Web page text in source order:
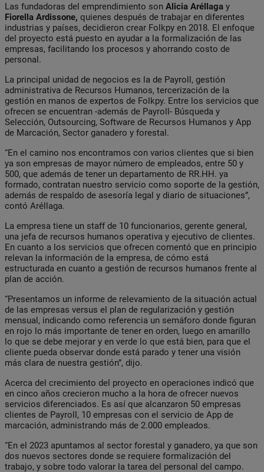
Las fundadoras del emprendimiento son Alicia Aréllaga y
Fiorella Ardissone, quienes después de trabajar en diferentes
industrias y países, decidieron crear Folkpy en 2018. El enfoque
del proyecto está puesto en ayudar a la formalización de las
empresas, facilitando los procesos y ahorrando costo de
personal.
La principal unidad de negocios es la de Payroll, gestión
administrativa de Recursos Humanos, tercerización de la
gestión en manos de expertos de Folkpy. Entre los servicios que
ofrecen se encuentran -además de Payroll- Búsqueda y
Selección, Outsourcing, Software de Recursos Humanos y App
de Marcación, Sector ganadero y forestal.
“En el camino nos encontramos con varios clientes que si bien
ya son empresas de mayor número de empleados, entre 50 y
500, que además de tener un departamento de RR.HH. ya
formado, contratan nuestro servicio como soporte de la gestión,
además de respaldo de asesoría legal y diario de situaciones”,
contó Aréllaga.
La empresa tiene un staff de 10 funcionarios, gerente general,
una jefa de recursos humanos operativa y ejecutivo de clientes.
En cuanto a los servicios que ofrecen comentó que en principio
relevan la información de la empresa, de cómo está
estructurada en cuanto a gestión de recursos humanos frente al
plan de acción.
“Presentamos un informe de relevamiento de la situación actual
de las empresas versus el plan de regularización y gestión
mensual, indicando como referencia un semáforo donde figuran
en rojo lo más importante de tener en orden, luego en amarillo
lo que se debe mejorar y en verde lo que está bien, para que el
cliente pueda observar donde está parado y tener una visión
más clara de nuestra gestión”, dijo.
Acerca del crecimiento del proyecto en operaciones indicó que
en cinco años crecieron mucho a la hora de ofrecer nuevos
servicios diferenciados. Es así que alcanzaron 50 empresas
clientes de Payroll, 10 empresas con el servicio de App de
marcación, administrando más de 2.000 empleados.
“En el 2023 apuntamos al sector forestal y ganadero, ya que son
dos nuevos sectores donde se requiere formalización del
trabajo, y sobre todo valorar la tarea del personal del campo.